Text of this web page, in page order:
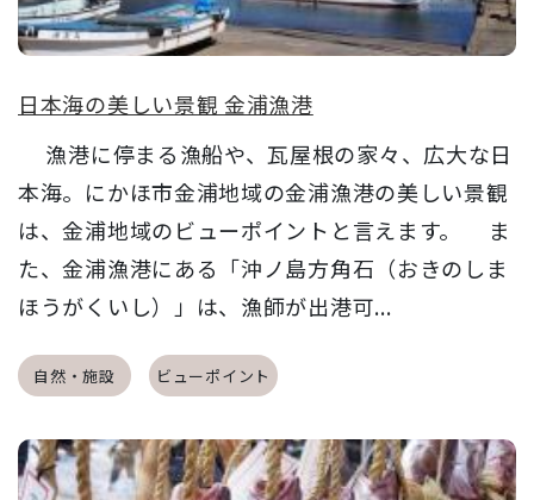
日本海の美しい景観 金浦漁港
漁港に停まる漁船や、瓦屋根の家々、広大な日
本海。にかほ市金浦地域の金浦漁港の美しい景観
は、金浦地域のビューポイントと言えます。 ま
た、金浦漁港にある「沖ノ島方角石（おきのしま
ほうがくいし）」は、漁師が出港可...
自然・施設 ビューポイント